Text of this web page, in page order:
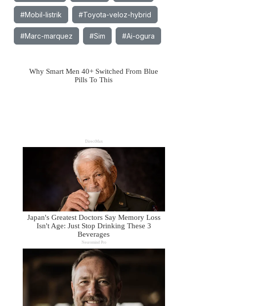
#Mobil-listrik #Toyota-veloz-hybrid
#Marc-marquez #Sim #Ai-ogura